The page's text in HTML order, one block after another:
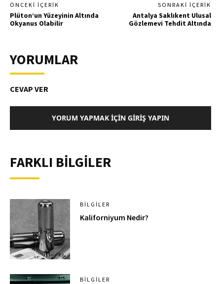
ÖNCEKI İÇERIK
Plüton’un Yüzeyinin Altında
Okyanus Olabilir
SONRAKI İÇERIK
Antalya Saklıkent Ulusal
Gözlemevi Tehdit Altında
YORUMLAR
CEVAP VER
YORUM YAPMAK İÇIN GIRIŞ YAPIN
FARKLI BİLGİLER
BILGILER
Kaliforniyum Nedir?
BILGILER